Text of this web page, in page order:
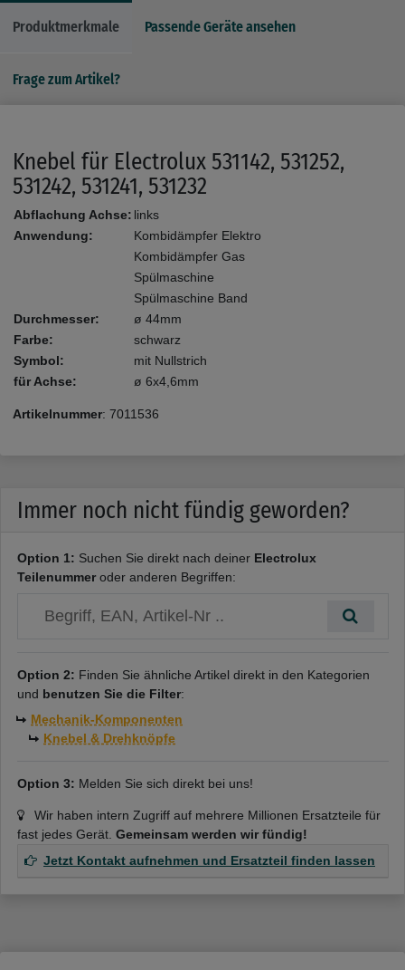
Produktmerkmale Passende Geräte ansehen
Frage zum Artikel?
Knebel für Electrolux 531142, 531252,
531242, 531241, 531232
Abflachung Achse: links
Anwendung:
Kombidämpfer Elektro
Kombidämpfer Gas
Spülmaschine
Spülmaschine Band
Durchmesser:
ø 44mm
Farbe:
schwarz
Symbol:
mit Nullstrich
für Achse:
ø 6x4,6mm
Artikelnummer: 7011536
Immer noch nicht fündig geworden?
Option 1: Suchen Sie direkt nach deiner Electrolux
Teilenummeroder anderen Begriffen:
Option 2: Finden Sie ähnliche Artikel direkt in den Kategorien
und benutzen Sie die Filter:
Mechanik-Komponenten
Knebel & Drehknöpfe
Option 3: Melden Sie sich direkt bei uns!
Wir haben intern Zugriff auf mehrere Millionen Ersatzteile für
fast jedes Gerät. Gemeinsam werden wir fündig!
Jetzt Kontakt aufnehmen und Ersatzteil finden lassen